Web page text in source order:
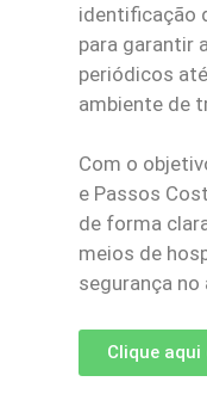
identificação
para garantir
periódicos
ambiente de
Com o
e Passos
de forma
meios de
segurança
Clique